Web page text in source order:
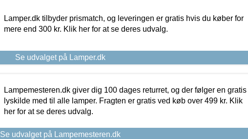
Lamper.dk tilbyder prismatch, og leveringen er gratis hvis du køber for
mere end 300 kr. Klik her for at se deres udvalg.
Se udvalget på Lamper.dk
Lampemesteren.dk giver dig 100 dages returret, og der følger en gratis
lyskilde med til alle lamper. Fragten er gratis ved køb over 499 kr. Klik
her for at se deres udvalg.
Se udvalget på Lampemesteren.dk